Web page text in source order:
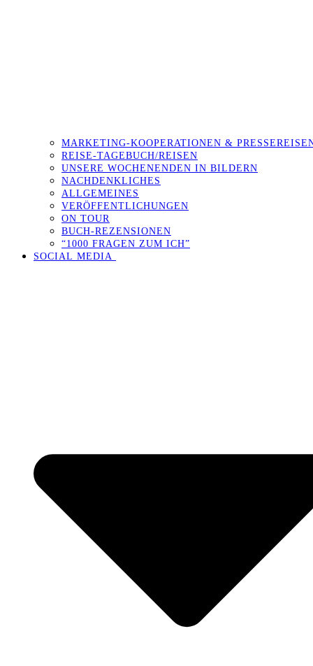
MARKETING-KOOPERATIONEN &
REISE-TAGEBUCH/REISEN
UNSERE WOCHENENDEN IN BILDERN
NACHDENKLICHES
ALLGEMEINES
VERÖFFENTLICHUNGEN
ON TOUR
BUCH-REZENSIONEN
“1000 FRAGEN ZUM ICH”
SOCIAL MEDIA